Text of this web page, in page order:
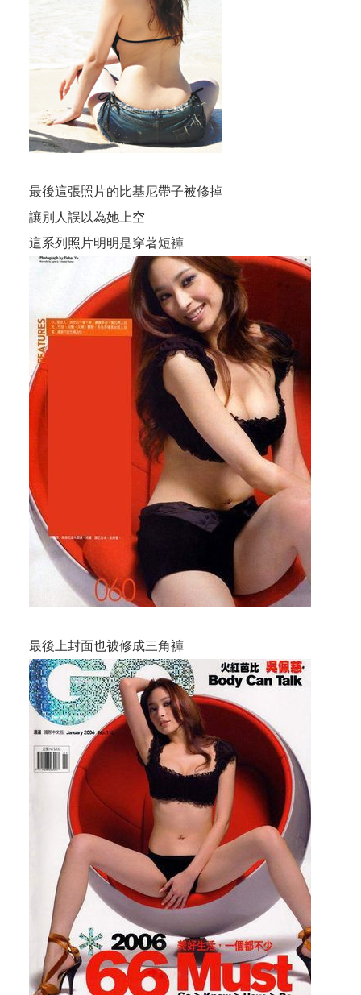
最後這張照片的比基尼帶子被修掉
讓別人誤以為她上空
這系列照片明明是穿著短褲
最後上封面也被修成三角褲